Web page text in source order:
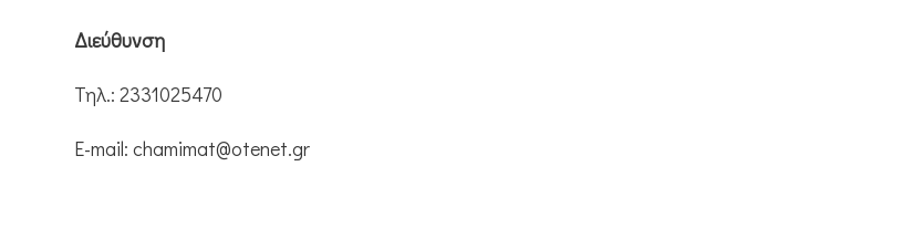
Διεύθυνση
Τηλ.: 2331025470
E-mail: chamimat@otenet.gr